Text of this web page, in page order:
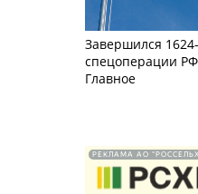
Завершился
спецоперации
Главное
РЕКЛАМА АО